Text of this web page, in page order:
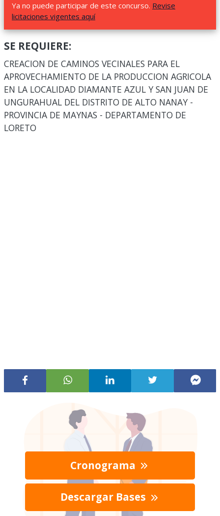
Ya no puede participar de este concurso. Revise
licitaciones vigentes aquí
SE REQUIERE:
CREACION DE CAMINOS VECINALES PARA EL
APROVECHAMIENTO DE LA PRODUCCION AGRICOLA
EN LA LOCALIDAD DIAMANTE AZUL Y SAN JUAN DE
UNGURAHUAL DEL DISTRITO DE ALTO NANAY -
PROVINCIA DE MAYNAS - DEPARTAMENTO DE
LORETO
Cronograma
Descargar Bases